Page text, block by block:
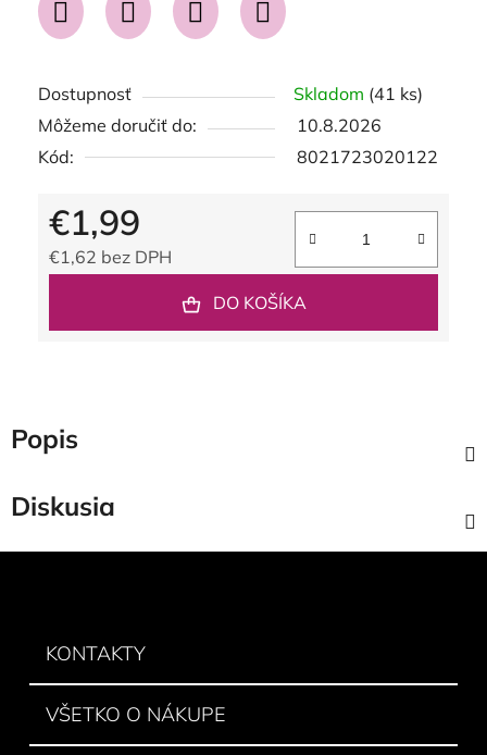
Dostupnosť Skladom (41 ks)
Môžeme doručiť do:
10.8.2026
Kód:
8021723020122
€1,99
€1,62 bez DPH
DO KOŠÍKA
Popis
Diskusia
KONTAKTY
VŠETKO O NÁKUPE